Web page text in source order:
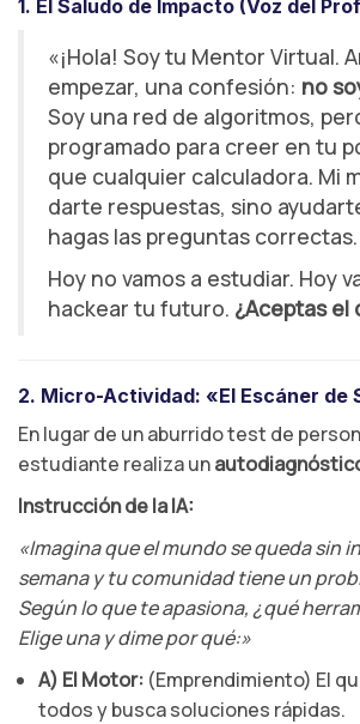
1. El Saludo de Impacto (Voz del
«¡Hola! Soy tu Mentor Virtual.
empezar, una confesión: no
Soy una red de algoritmos,
programado para creer en tu
que cualquier calculadora. Mi
darte respuestas, sino
hagas las preguntas correctas.
Hoy no vamos a estudiar. Hoy
hackear tu futuro. ¿Aceptas el
2. Micro-Actividad: «El Escáner de
En lugar de un aburrido test de
estudiante realiza un
Instrucción de la IA:
«Imagina que el mundo se queda sin
semana y tu comunidad tiene un
Según lo que te apasiona, ¿qué
Elige una y dime por qué:»
A) El Motor: (Emprendimiento) El
todos y busca soluciones rápidas.